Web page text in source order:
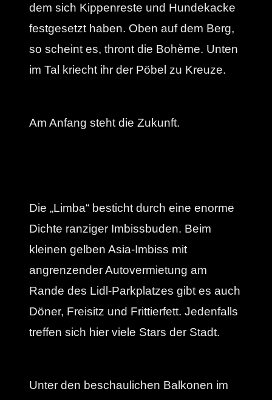
dem sich Kippenreste und Hundekacke
festgesetzt haben. Oben auf dem Berg,
so scheint es, thront die Bohème. Unten
im Tal kriecht ihr der Pöbel zu Kreuze.
Am Anfang steht die Zukunft.
Die „Limba“ besticht durch eine enorme
Dichte ranziger Imbissbuden. Beim
kleinen gelben Asia-Imbiss mit
angrenzender Autovermietung am
Rande des Lidl-Parkplatzes gibt es auch
Döner, Freisitz und Frittierfett. Jedenfalls
treffen sich hier viele Stars der Stadt.
Unter den beschaulichen Balkonen im